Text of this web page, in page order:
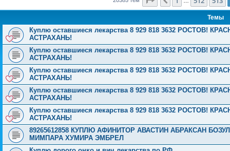
Темы
Куплю оставшиеся лекарства 8 929 818 3632 РОСТОВ!
АСТРАХАНЬ!
Куплю оставшиеся лекарства 8 929 818 3632 РОСТОВ!
АСТРАХАНЬ!
Куплю оставшиеся лекарства 8 929 818 3632 РОСТОВ!
АСТРАХАНЬ!
Куплю оставшиеся лекарства 8 929 818 3632 РОСТОВ!
АСТРАХАНЬ!
Куплю оставшиеся лекарства 8 929 818 3632 РОСТОВ!
АСТРАХАНЬ!
89265612858 КУПЛЮ АФИНИТОР АВАСТИН АБРАКСАН
МИМПАРА ХУМИРА ЭМБРЕЛ